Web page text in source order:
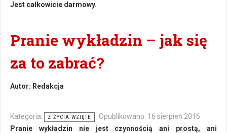
Jest całkowicie darmowy.
Pranie wykładzin – jak się
za to zabrać?
Autor: Redakcja
Kategoria: Z ŻYCIA WZIĘTE
Opublikowano: 16 sierpień 2016
Pranie wykładzin nie jest czynnością ani prostą, ani